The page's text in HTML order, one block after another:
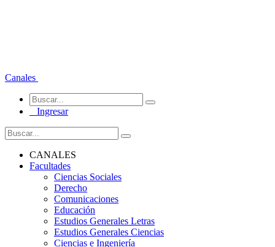
Canales
Ingresar
CANALES
Facultades
Ciencias Sociales
Derecho
Comunicaciones
Educación
Estudios Generales Letras
Estudios Generales Ciencias
Ciencias e Ingeniería